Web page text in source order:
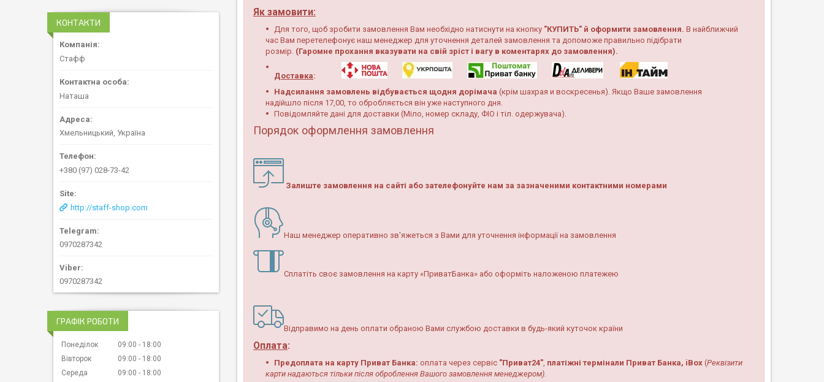
Як замовити:
Для того, щоб зробити замовлення Вам необхідно натиснути на кнопку "КУПИТЬ" й оформити замовлення. В найближчий
час Вам перетелефонує наш менеджер для уточнення деталей замовлення та допоможе правильно підібрати
розмір. (Гаромне прохання вказувати на свій зріст і вагу в коментарях до замовлення).
Доставка:
Надсилання замовлень відбувається щодня дорімача (крім шахрая и воскресенья). Якщо Ваше замовлення
надійшло після 17,00, то обробляється він уже наступного дня.
Повідомляйте дані для доставки (Міло, номер складу, ФІО і тіл. одержувача).
Порядок оформлення замовлення
Залиште замовлення на сайті або зателефонуйте нам за зазначеними контактними номерами
Наш менеджер оперативно зв'яжеться з Вами для уточнення інформації на замовлення
Сплатіть своє замовлення на карту «ПриватБанка» або оформіть наложеною платежею
Відправимо на день оплати обраною Вами службою доставки в будь-який куточок країни
Оплата:
Предоплата на карту Приват Банка: оплата через сервіс "Приват24" платіжні термінали Приват Банка, iBox (Реквізити
карти надаються тільки після оброблення Вашого замовлення менеджером).
КОНТАКТИ
Стафф
Наташа
Хмельницький, Україна
+380 (97) 028-73-42
http://staff-shop.com
0970287342
0970287342
ГРАФІК РОБОТИ
Понеділок 09:00
18:00
Вівторок
09:00
18:00
Середа
09:00
18:00